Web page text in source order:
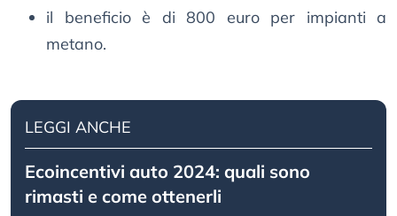
il beneficio è di 800 euro per impianti a
metano.
LEGGI ANCHE
Ecoincentivi auto 2024: quali sono
rimasti e come ottenerli